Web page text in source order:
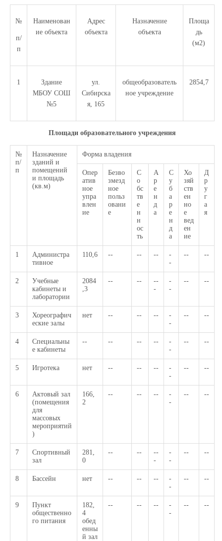
№
п/
п
Наименован
ие объекта
Адрес
объекта
Назначение
объекта
Площа
дь
(м2)
1
Здание
МБОУ СОШ
№5
ул.
Сибирска
я, 165
общеобразователь
ное учреждение
2854,7
Площади образовательного учреждения
№
п/
п
Назначение
зданий и
помещений
и площадь
(кв.м)
Форма владения
Опер
атив
ное
упра
влен
ие
Безво
змезд
ное
польз
овани
е
С
о
бс
тв
е
н
н
ос
ть
А
р
е
н
д
а
С
у
б
а
р
е
н
д
а
Хо
зяй
ств
ен
но
е
вед
ен
ие
Д
р
у
г
а
я
1
Администра
тивное
110,6 -- -- --
-
-
-- --
2
Учебные
кабинеты и
лаборатории
2084
,3
-- --
--
-
-
-
-- --
3
Хореографич
еские залы
нет -- -- --
-
-
-- --
4
Специальны
е кабинеты
-- -- -- --
-
-
-- --
5 Игротека нет -- -- --
-
-
-- --
6
Актовый зал
(помещения
для
массовых
мероприятий
)
166,
2
-- -- --
-
-
-- --
7
Спортивный
зал
281,
0
-- --
--
-
-
-
-- --
8 Бассейн нет -- -- --
-
-
-- --
9
Пункт
общественно
го питания
182,
4
обед
енны
й зал
-- -- --
-
-
-- --